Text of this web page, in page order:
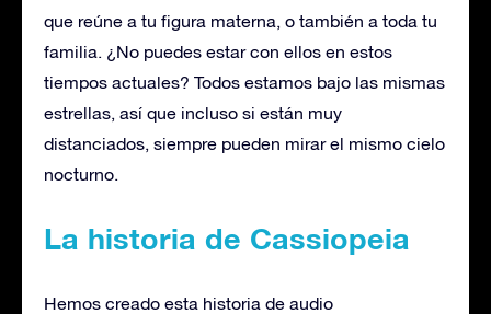
que reúne a tu figura materna, o también a toda tu
familia. ¿No puedes estar con ellos en estos
tiempos actuales? Todos estamos bajo las mismas
estrellas, así que incluso si están muy
distanciados, siempre pueden mirar el mismo cielo
nocturno.
La historia de Cassiopeia
Hemos creado esta historia de audio